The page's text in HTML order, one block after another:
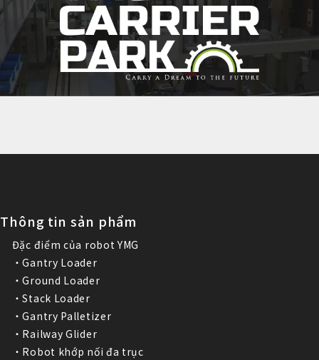
Thông tin sản phẩm
Đặc điểm của robot YMG
・Gantry Loader
・Ground Loader
・Stack Loader
・Gantry Palletizer
・Railway Glider
・Robot khớp nối đa trục